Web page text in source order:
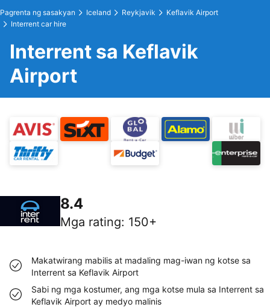
Pagrenta ng sasakyan Iceland Reykjavik
Keflavik Airport
Interrent car hire
Interrent sa Keflavik
Airport
8.4
Mga rating: 150+
Makatwirang mabilis at madaling mag-iwan ng kotse sa
Interrent sa Keflavik Airport
Sabi ng mga kostumer, ang mga kotse mula sa Interrent sa
Keflavik Airport ay medyo malinis